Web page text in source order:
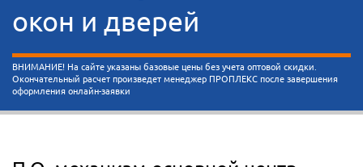
окон и дверей
ВНИМАНИЕ! На сайте указаны базовые цены без учета оптовой скидки.
Окончательный расчет произведет менеджер ПРОПЛЕКС после завершения
оформления онлайн-заявки